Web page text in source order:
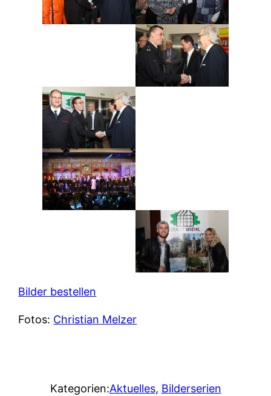
Bilder bestellen
Fotos: Christian Melzer
Kategorien:Aktuelles, Bilderserien